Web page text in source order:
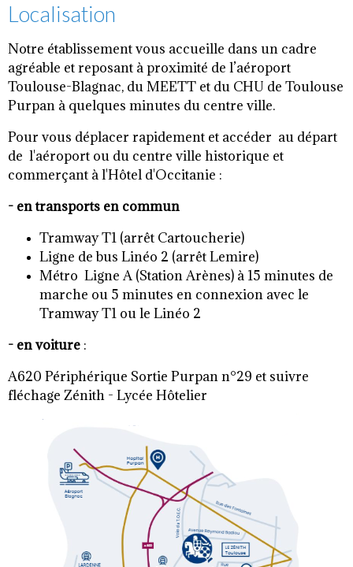
Localisation
Notre établissement vous accueille dans un cadre
agréable et reposant à proximité de l’aéroport
Toulouse-Blagnac, du MEETT et du CHU de Toulouse
Purpan à quelques minutes du centre ville.
Pour vous déplacer rapidement et accéder au départ
de l'aéroport ou du centre ville historique et
commerçant à l'Hôtel d'Occitanie :
- en transports en commun
Tramway T1 (arrêt Cartoucherie)
Ligne de bus Linéo 2 (arrêt Lemire)
Métro Ligne A (Station Arènes) à 15 minutes de
marche ou 5 minutes en connexion avec le
Tramway T1 ou le Linéo 2
- en voiture :
A620 Périphérique Sortie Purpan n°29 et suivre
fléchage Zénith - Lycée Hôtelier